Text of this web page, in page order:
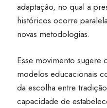
adaptação, no qual a
históricos ocorre
novas metodologias.
Esse movimento sugere
modelos educacionais
da escolha entre
capacidade de